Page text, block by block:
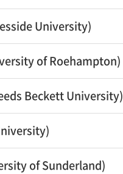
University)
of Roehampton)
Beckett University)
of Sunderland)